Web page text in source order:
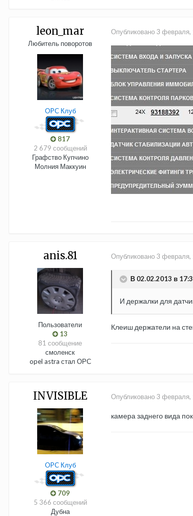
leon_mar
Любитель поворотов
OPC Клуб
817
2 679 сообщений
Графство Купчино
Молния Маккуин
Опубликовано 3 февраля,
anis.81
Пользователи
13
81 сообщение
смоленск
opel astra стал ОРС
Опубликовано 3 февраля,
В 02.02.2013 в
И держалки для
Клеиш держатели на
INVISIBLE
OPC Клуб
709
5 366 сообщений
Дубна
Опубликовано 3 февраля,
камера заднего вида